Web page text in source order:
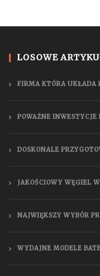
LOSOWE
FIRMA KTÓRA UKŁADA
POWAŻNE
DOSKONALE
JAKOŚCIOWY WĘGIEL
NAJWIĘKSZY WYBÓR
WYDAJNE MODELE